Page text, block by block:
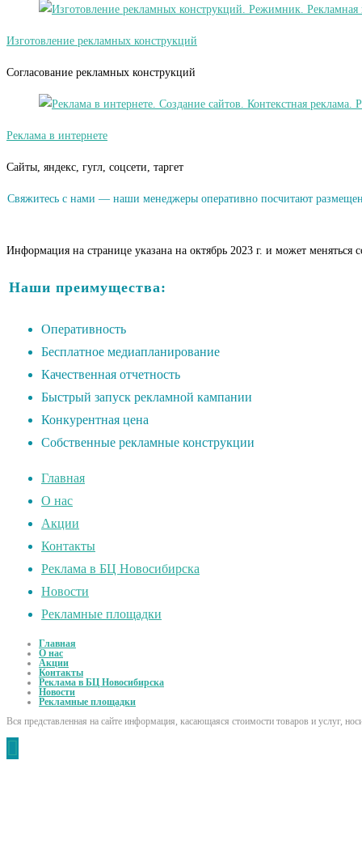
Изготовление рекламных конструкций
Согласование рекламных конструкций
Реклама в интернете
Сайты, яндекс, гугл, соцсети, таргет
Свяжитесь с нами — наши менеджеры оперативно посчитают
Информация на странице указана на октябрь 2023 г. и может
Наши преимущества:
Оперативность
Бесплатное медиапланирование
Качественная отчетность
Быстрый запуск рекламной кампании
Конкурентная цена
Собственные рекламные конструкции
Главная
О нас
Акции
Контакты
Реклама в БЦ Новосибирска
Новости
Рекламные площадки
Главная
О нас
Акции
Контакты
Реклама в БЦ Новосибирска
Новости
Рекламные площадки
Вся представленная на сайте информация, касающаяся стоимости товаров и услуг,